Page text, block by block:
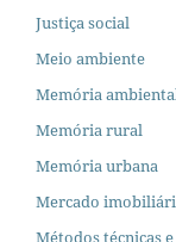
Justiça social
Meio ambiente
Memória
Memória rural
Memória urbana
Mercado
Métodos técnicas